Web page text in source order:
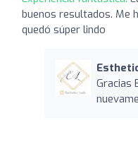
buenos resultados. Me
quedó súper lindo
Gracias